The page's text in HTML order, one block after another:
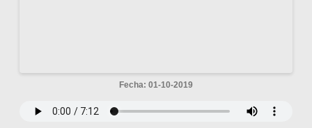
Fecha: 01-10-2019